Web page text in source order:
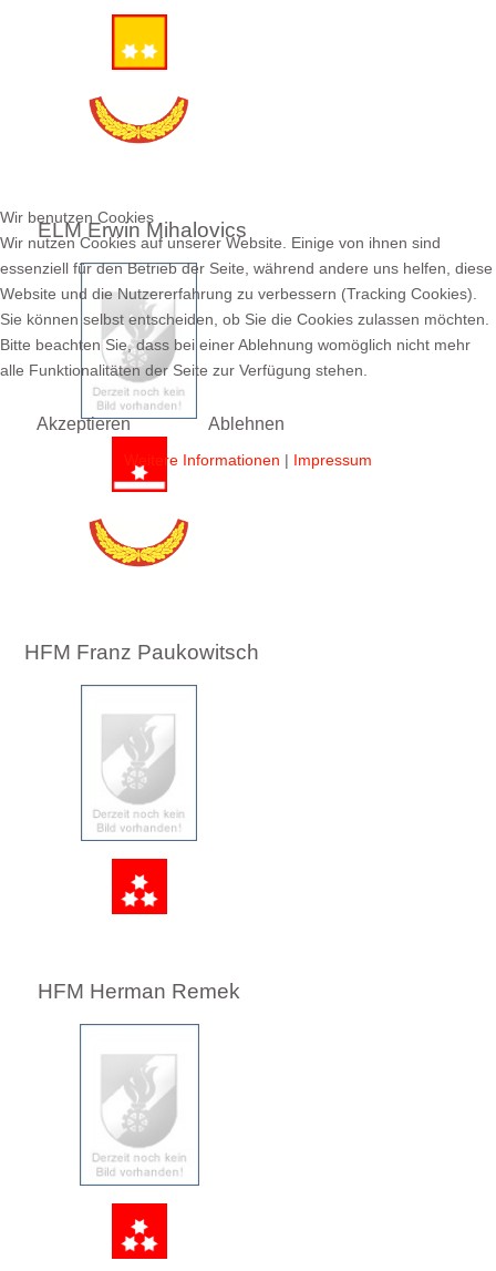
ELM Erwin Mihalovics
HFM Franz Paukowitsch
HFM Herman Remek
Wir benutzen Cookies
Wir nutzen Cookies auf unserer Website. Einige von ihnen sind
essenziell für den Betrieb der Seite, während andere uns helfen, diese
Website und die Nutzererfahrung zu verbessern (Tracking Cookies).
Sie können selbst entscheiden, ob Sie die Cookies zulassen möchten.
Bitte beachten Sie, dass bei einer Ablehnung womöglich nicht mehr
alle Funktionalitäten der Seite zur Verfügung stehen.
Akzeptieren Ablehnen
Weitere Informationen | Impressum